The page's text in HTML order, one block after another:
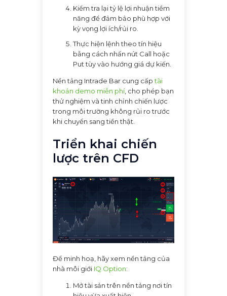
Kiểm tra lại tỷ lệ lợi nhuận tiềm
năng để đảm bảo phù hợp với
kỳ vọng lợi ích/rủi ro.
Thực hiện lệnh theo tín hiệu
bằng cách nhấn nút Call hoặc
Put tùy vào hướng giá dự kiến.
Nền tảng Intrade Bar cung cấptài
khoản demo miễn phí, cho phép bạn
thử nghiệm và tinh chỉnh chiến lược
trong môi trường không rủi ro trước
khi chuyển sang tiền thật.
Triển khai chiến
lược trên CFD
Để minh hoạ, hãy xem nền tảng của
nhà môi giới IQ Option:
Mở tài sản trên nền tảng nơi tín